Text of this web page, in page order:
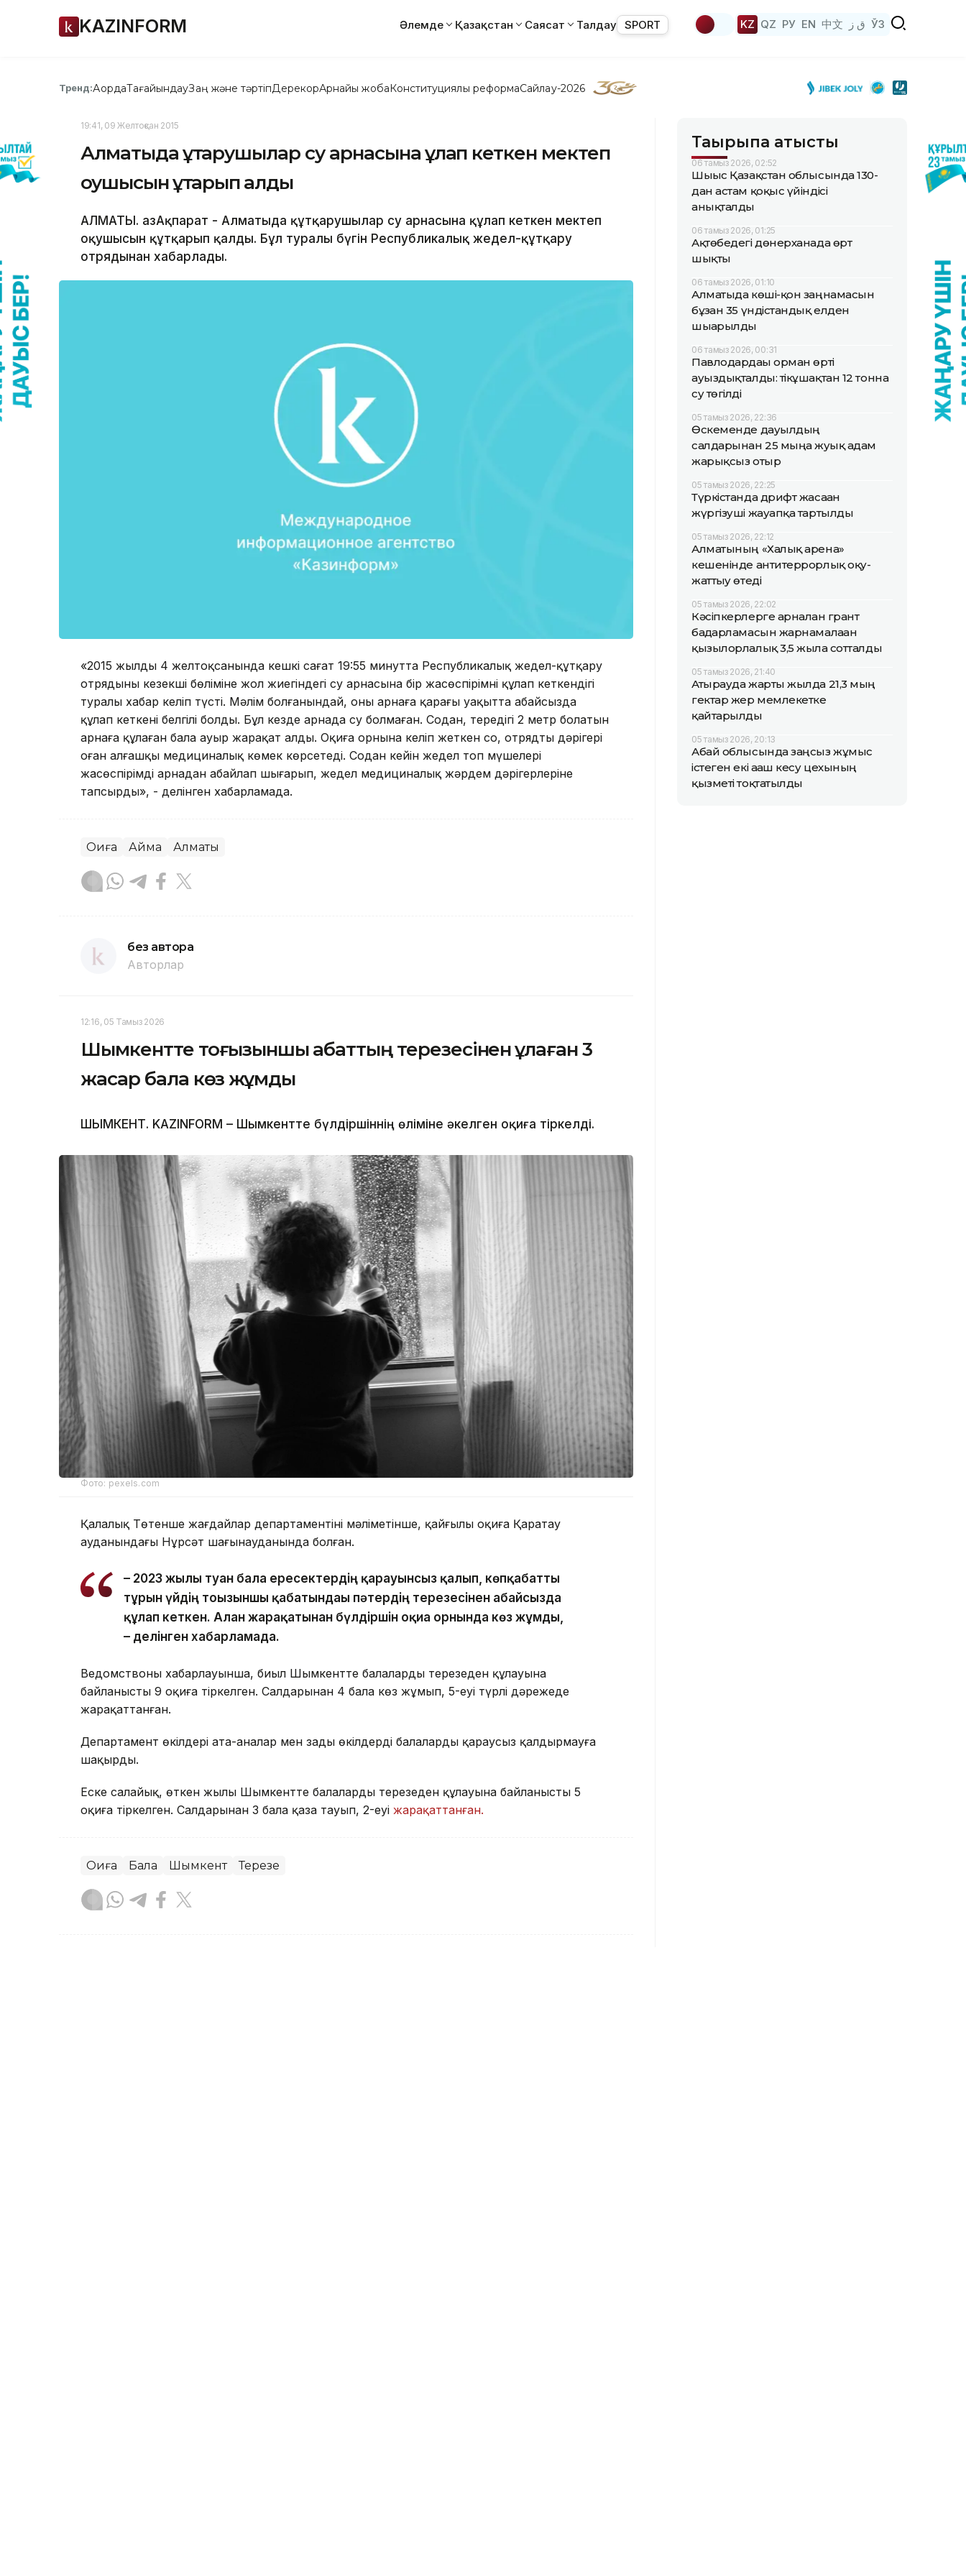
KAZINFORM Әлемде Қазақстан Саясат Талдау SPORT KZ QZ РУ EN 中文 ق ز ЎЗ
Тренд:АқордаТағайындауЗаң және тәртіпДерекқорАрнайы жобаКонституциялық реформаСайлау-2026
19:41, 09 Желтоқсан 2015
Алматыда құтқарушылар су арнасына құлап кеткен мектеп
оқушысын құтқарып қалды
АЛМАТЫ. ҚазАқпарат - Алматыда құтқарушылар су арнасына құлап кеткен мектеп
оқушысын құтқарып қалды. Бұл туралы бүгін Республикалық жедел-құтқару
отрядынан хабарлады.
«2015 жылдың 4 желтоқсанында кешкі сағат 19:55 минутта Республикалық жедел-құтқару
отрядының кезекші бөліміне жол жиегіндегі су арнасына бір жасөспірімнің құлап кеткендігі
туралы хабар келіп түсті. Мәлім болғанындай, оның арнаға қараңғы уақытта абайсызда
құлап кеткені белгілі болды. Бұл кезде арнада су болмаған. Содан, тереңдігі 2 метр болатын
арнаға құлаған бала ауыр жарақат алды. Оқиға орнына келіп жеткен соң, отрядтың дәрігері
оған алғашқы медициналық көмек көрсетеді. Содан кейін жедел топ мүшелері
жасөспірімді арнадан абайлап шығарып, жедел медициналық жәрдем дәрігерлеріне
тапсырды», - делінген хабарламада.
Оқиға Аймақ Алматы
без автора
Авторлар
12:16, 05 Тамыз 2026
Шымкентте тоғызыншы қабаттың терезесінен құлаған 3
жасар бала көз жұмды
ШЫМКЕНТ. KAZINFORM – Шымкентте бүлдіршіннің өліміне әкелген оқиға тіркелді.
Фото: pexels.com
Қалалық Төтенше жағдайлар департаментінің мәліметінше, қайғылы оқиға Қаратау
ауданындағы Нұрсәт шағынауданында болған.
– 2023 жылы туған бала ересектердің қарауынсыз қалып, көпқабатты
тұрғын үйдің тоғызыншы қабатындағы пәтердің терезесінен абайсызда
құлап кеткен. Алған жарақатынан бүлдіршін оқиға орнында көз жұмды,
– делінген хабарламада.
Ведомствоның хабарлауынша, биыл Шымкентте балалардың терезеден құлауына
байланысты 9 оқиға тіркелген. Салдарынан 4 бала көз жұмып, 5-еуі түрлі дәрежеде
жарақаттанған.
Департамент өкілдері ата-аналар мен заңды өкілдерді балаларды қараусыз қалдырмауға
шақырды.
Еске салайық, өткен жылы Шымкентте балалардың терезеден құлауына байланысты 5
оқиға тіркелген. Салдарынан 3 бала қаза тауып, 2-еуі жарақаттанған.
Оқиға Бала Шымкент Терезе
Тақырыпқа қатысты
06 тамыз 2026, 02:52
Шығыс Қазақстан облысында 130-
дан астам қоқыс үйіндісі
анықталды
06 тамыз 2026, 01:25
Ақтөбедегі дөнерханада өрт
шықты
06 тамыз 2026, 01:10
Алматыда көші-қон заңнамасын
бұзған 35 үндістандық елден
шығарылды
06 тамыз 2026, 00:31
Павлодардағы орман өрті
ауыздықталды: тікұшақтан 12 тонна
су төгілді
05 тамыз 2026, 22:36
Өскеменде дауылдың
салдарынан 25 мыңға жуық адам
жарықсыз отыр
05 тамыз 2026, 22:25
Түркістанда дрифт жасаған
жүргізуші жауапқа тартылды
05 тамыз 2026, 22:12
Алматының «Халық арена»
кешенінде антитеррорлық оқу-
жаттығу өтеді
05 тамыз 2026, 22:02
Кәсіпкерлерге арналған грант
бағдарламасын жарнамалаған
қызылорлалық 3,5 жылға сотталды
05 тамыз 2026, 21:40
Атырауда жарты жылда 21,3 мың
гектар жер мемлекетке
қайтарылды
05 тамыз 2026, 20:13
Абай облысында заңсыз жұмыс
істеген екі ағаш кесу цехының
қызметі тоқтатылды